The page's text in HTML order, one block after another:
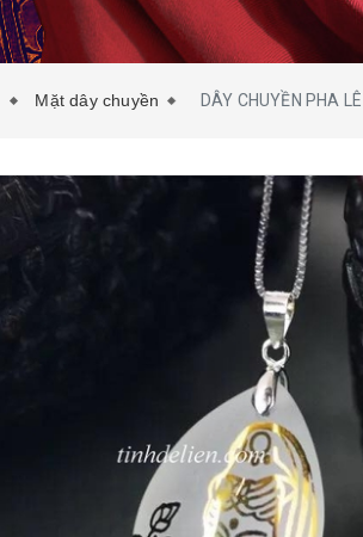
Mặt dây chuyền DÂY CHUYỀN PHA